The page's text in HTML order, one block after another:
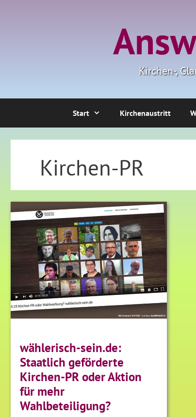
Kirchen-,
Start Kirchenaustritt
Kirchen-PR
wählerisch-sein.de:
Staatlich geförderte
Kirchen-PR oder Aktion
für mehr
Wahlbeteiligung?